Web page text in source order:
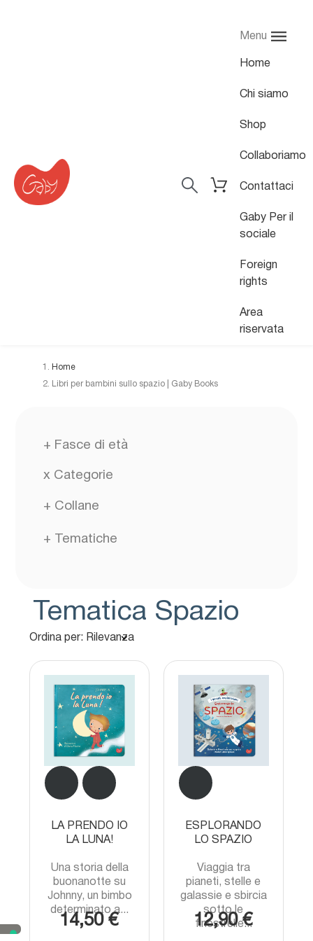
Menu
Home
Chi siamo
Shop
Collaboriamo
Contattaci
Gaby Per il
sociale
Foreign
rights
Area
riservata
Home
Libri per bambini sullo spazio | Gaby Books
+ Fasce di età
x Categorie
+ Collane
+ Tematiche
Tematica Spazio
Ordina per: Rilevanza
LA PRENDO IO
LA LUNA!
Una storia della
buonanotte su
Johnny, un bimbo
determinato a...
14,50 €
ESPLORANDO
LO SPAZIO
Viaggia tra
pianeti, stelle e
galassie e sbircia
sotto le
finestrelle...
12,90 €